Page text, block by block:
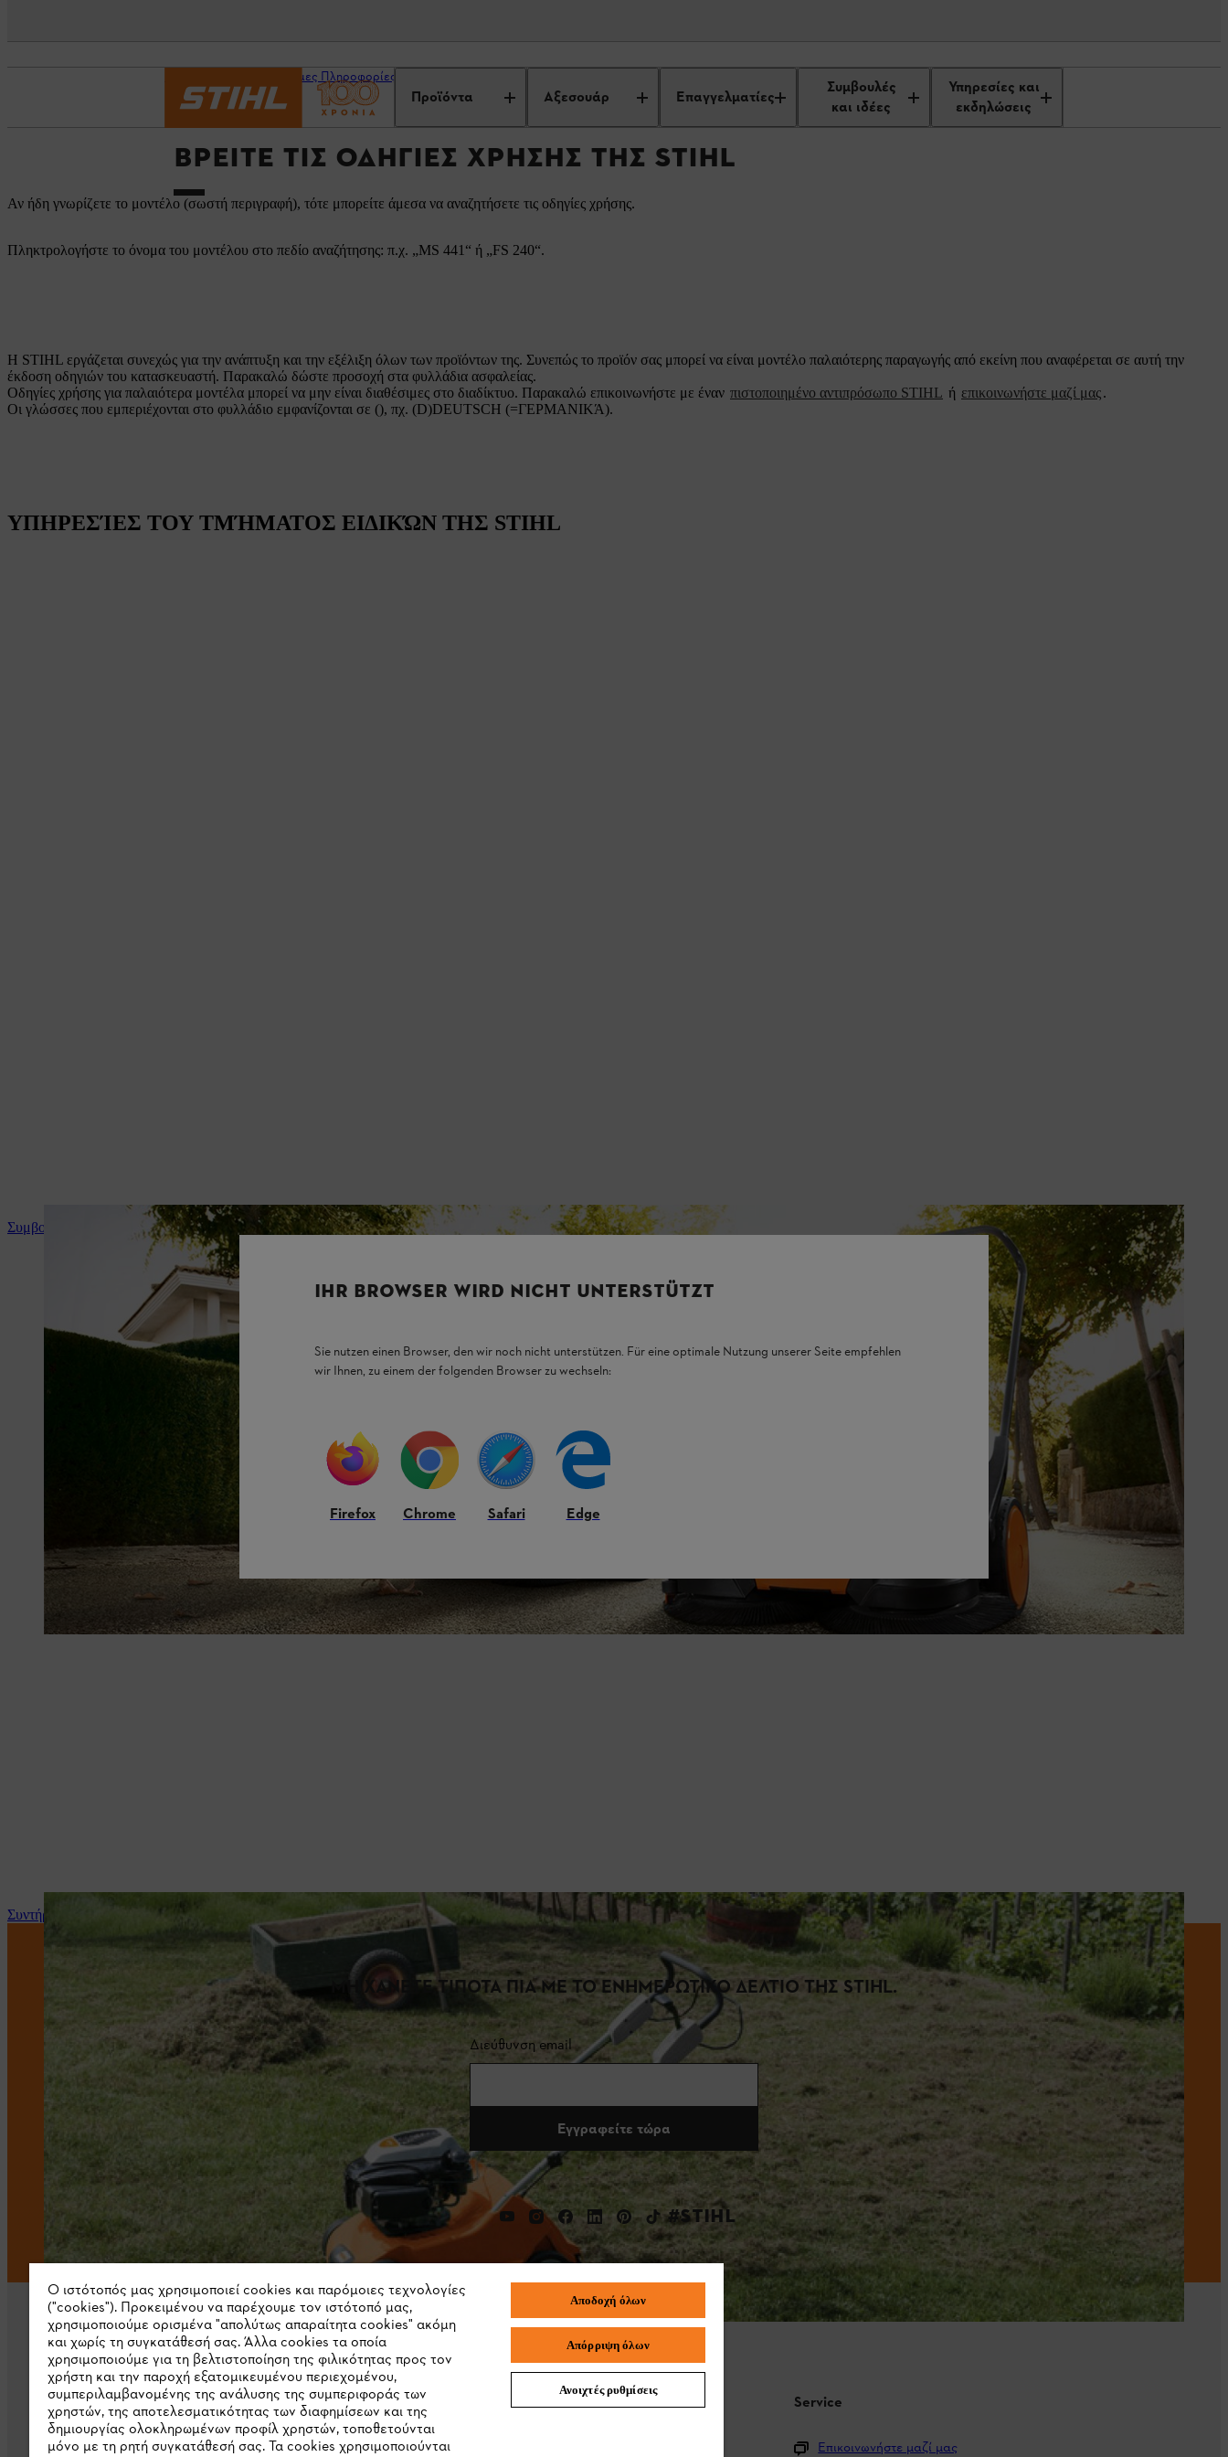
Προϊόντα Αξεσουάρ Επαγγελματίες
Συμβουλές
και ιδέες
Υπηρεσίες και
εκδηλώσεις
Χρήσιμες Πληροφορίες
ΒΡΕΊΤΕ ΤΙΣ ΟΔΗΓΊΕΣ ΧΡΉΣΗΣ ΤΗΣ STIHL
Αν ήδη γνωρίζετε το μοντέλο (σωστή περιγραφή), τότε μπορείτε άμεσα να αναζητήσετε τις οδηγίες χρήσης.
Πληκτρολογήστε το όνομα του μοντέλου στο πεδίο αναζήτησης: π.χ. „MS 441“ ή „FS 240“.
Η STIHL εργάζεται συνεχώς για την ανάπτυξη και την εξέλιξη όλων των προϊόντων της. Συνεπώς το προϊόν σας μπορεί να είναι μοντέλο παλαιότερης παραγωγής από εκείνη που αναφέρεται σε αυτή την
έκδοση οδηγιών του κατασκευαστή. Παρακαλώ δώστε προσοχή στα φυλλάδια ασφαλείας.
Οδηγίες χρήσης για παλαιότερα μοντέλα μπορεί να μην είναι διαθέσιμες στο διαδίκτυο. Παρακαλώ επικοινωνήστε με έναν πιστοποιημένο αντιπρόσωπο STIHL ή επικοινωνήστε μαζί μας.
Οι γλώσσες που εμπεριέχονται στο φυλλάδιο εμφανίζονται σε (), πχ. (D)DEUTSCH (=ΓΕΡΜΑΝΙΚΆ).
ΥΠΗΡΕΣΊΕΣ ΤΟΥ ΤΜΉΜΑΤΟΣ ΕΙΔΙΚΏΝ ΤΗΣ STIHL
Συμβουλές και οδηγίες για το προϊόν
Συντήρηση και επισκευή
ΜΗ ΧΑΝΕΤΕ ΤΙΠΟΤΑ ΠΙΑ ΜΕ ΤΟ ΕΝΗΜΕΡΩΤΙΚΟ ΔΕΛΤΙΟ ΤΗΣ STIHL.
Διεύθυνση email
Εγγραφείτε τώρα
#STIHL
Εταιρεία
Σχετικά με εμάς
STIHL Συχνές ερωτήσεις Service
Επικοινωνήστε μαζί μας
IHR BROWSER WIRD NICHT UNTERSTÜTZT
Sie nutzen einen Browser, den wir noch nicht unterstützen. Für eine optimale Nutzung unserer Seite empfehlen
wir Ihnen, zu einem der folgenden Browser zu wechseln:
Firefox Chrome Safari Edge
Ο ιστότοπός μας χρησιμοποιεί cookies και παρόμοιες τεχνολογίες
("cookies"). Προκειμένου να παρέχουμε τον ιστότοπό μας,
χρησιμοποιούμε ορισμένα "απολύτως απαραίτητα cookies" ακόμη
και χωρίς τη συγκατάθεσή σας. Άλλα cookies τα οποία
χρησιμοποιούμε για τη βελτιστοποίηση της φιλικότητας προς τον
χρήστη και την παροχή εξατομικευμένου περιεχομένου,
συμπεριλαμβανομένης της ανάλυσης της συμπεριφοράς των
χρηστών, της αποτελεσματικότητας των διαφημίσεων και της
δημιουργίας ολοκληρωμένων προφίλ χρηστών, τοποθετούνται
μόνο με τη ρητή συγκατάθεσή σας. Τα cookies χρησιμοποιούνται
Αποδοχή όλων
Απόρριψη όλων
Ανοιχτές ρυθμίσεις